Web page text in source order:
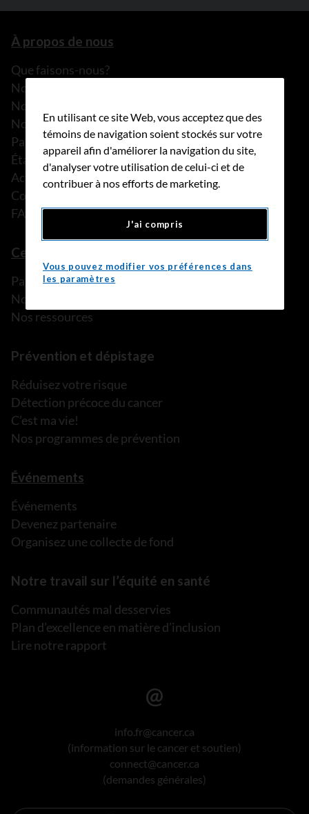
À propos de nous
Que faisons-nous?
Notre histoire
Nos histoires
Notre équipe
Partenariats
États financiers
Actualités
Communiqués de presse
FAQ
Ce que nous pouvons faire
Parler à une personne de confiance
Nos programmes et services
Nos ressources
Prévention et dépistage
Réduisez votre risque
Détection précoce du cancer
C’est ma vie!
Nos programmes de prévention
Événements
Événements
Devenez partenaire
Organisez une collecte de fond
Notre travail sur l’équité en santé
Communautés mal desservies
Plan d’excellence en matière d’inclusion
Lire notre rapport
info.fr@cancer.ca
(information sur le cancer et soutien)
connect@cancer.ca
(demandes générales)
En utilisant ce site Web, vous acceptez que des
témoins de navigation soient stockés sur votre
appareil afin d'améliorer la navigation du site,
d'analyser votre utilisation de celui-ci et de
contribuer à nos efforts de marketing.
J'ai compris
Vous pouvez modifier vos préférences dans
les paramètres